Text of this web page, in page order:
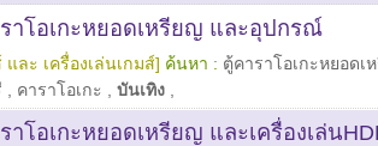
าโอเกะหยอดเหรียญ และอุปกรณ์
และ เครื่องเล่นเกมส์] ค้นหา : ตู้คาราโอเกะหยอดเ
คาราโอเกะ บันเทิง
าโอเกะหยอดเหรียญ และเครื่องเล่น